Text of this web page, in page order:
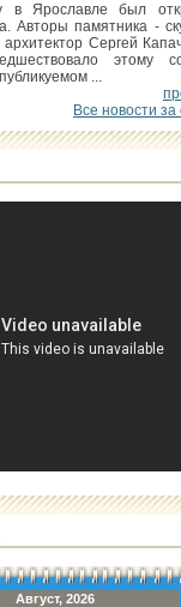
в Ярославле был
Авторы памятника -
Сергей
этому
...
Все новости за
Август, 2026